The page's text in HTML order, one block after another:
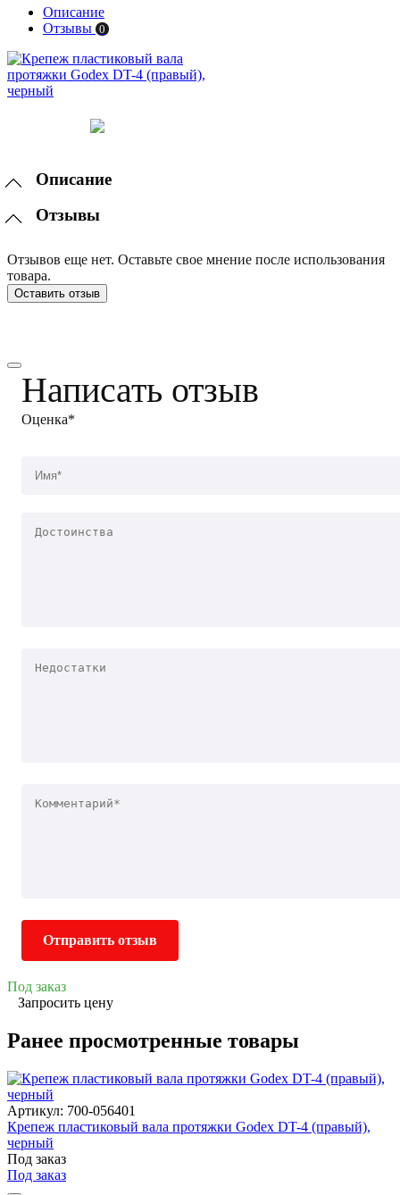
Описание
Отзывы 0
Описание
Отзывы
Отзывов еще нет. Оставьте свое мнение после использования
товара.
Оставить отзыв
Написать отзыв
Оценка*
Отправить отзыв
Под заказ
Запросить цену
Ранее просмотренные товары
Артикул: 700-056401
Крепеж пластиковый вала протяжки Godex DT-4 (правый),
черный
Под заказ
Под заказ